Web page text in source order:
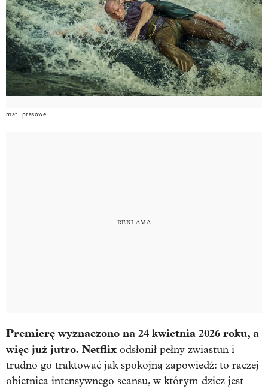
mat. prasowe
Premierę wyznaczono na 24 kwietnia 2026 roku, a
więc już jutro. Netflix odsłonił pełny zwiastun i
trudno go traktować jak spokojną zapowiedź: to raczej
obietnica intensywnego seansu, w którym dzicz jest